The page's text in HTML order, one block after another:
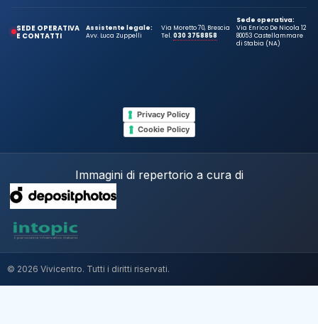
SEDE OPERATIVA
E CONTATTI
Assistente legale:
Avv. Luca Zuppelli
Via Moretto 70, Brescia
Tel.030 3758858
Sede operativa:
Via Enrico De Nicola 12
80053 Castellammare
di Stabia (NA)
Privacy Policy
Cookie Policy
Immagini di repertorio a cura di
© 2026 Vivicentro. Tutti i diritti riservati.